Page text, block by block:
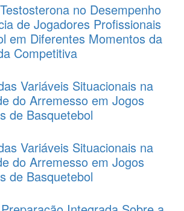
no Desempenho
de Jogadores Profissionais
em Diferentes Momentos da
Competitiva
Variáveis Situacionais na
do Arremesso em Jogos
de Basquetebol
Variáveis Situacionais na
do Arremesso em Jogos
de Basquetebol